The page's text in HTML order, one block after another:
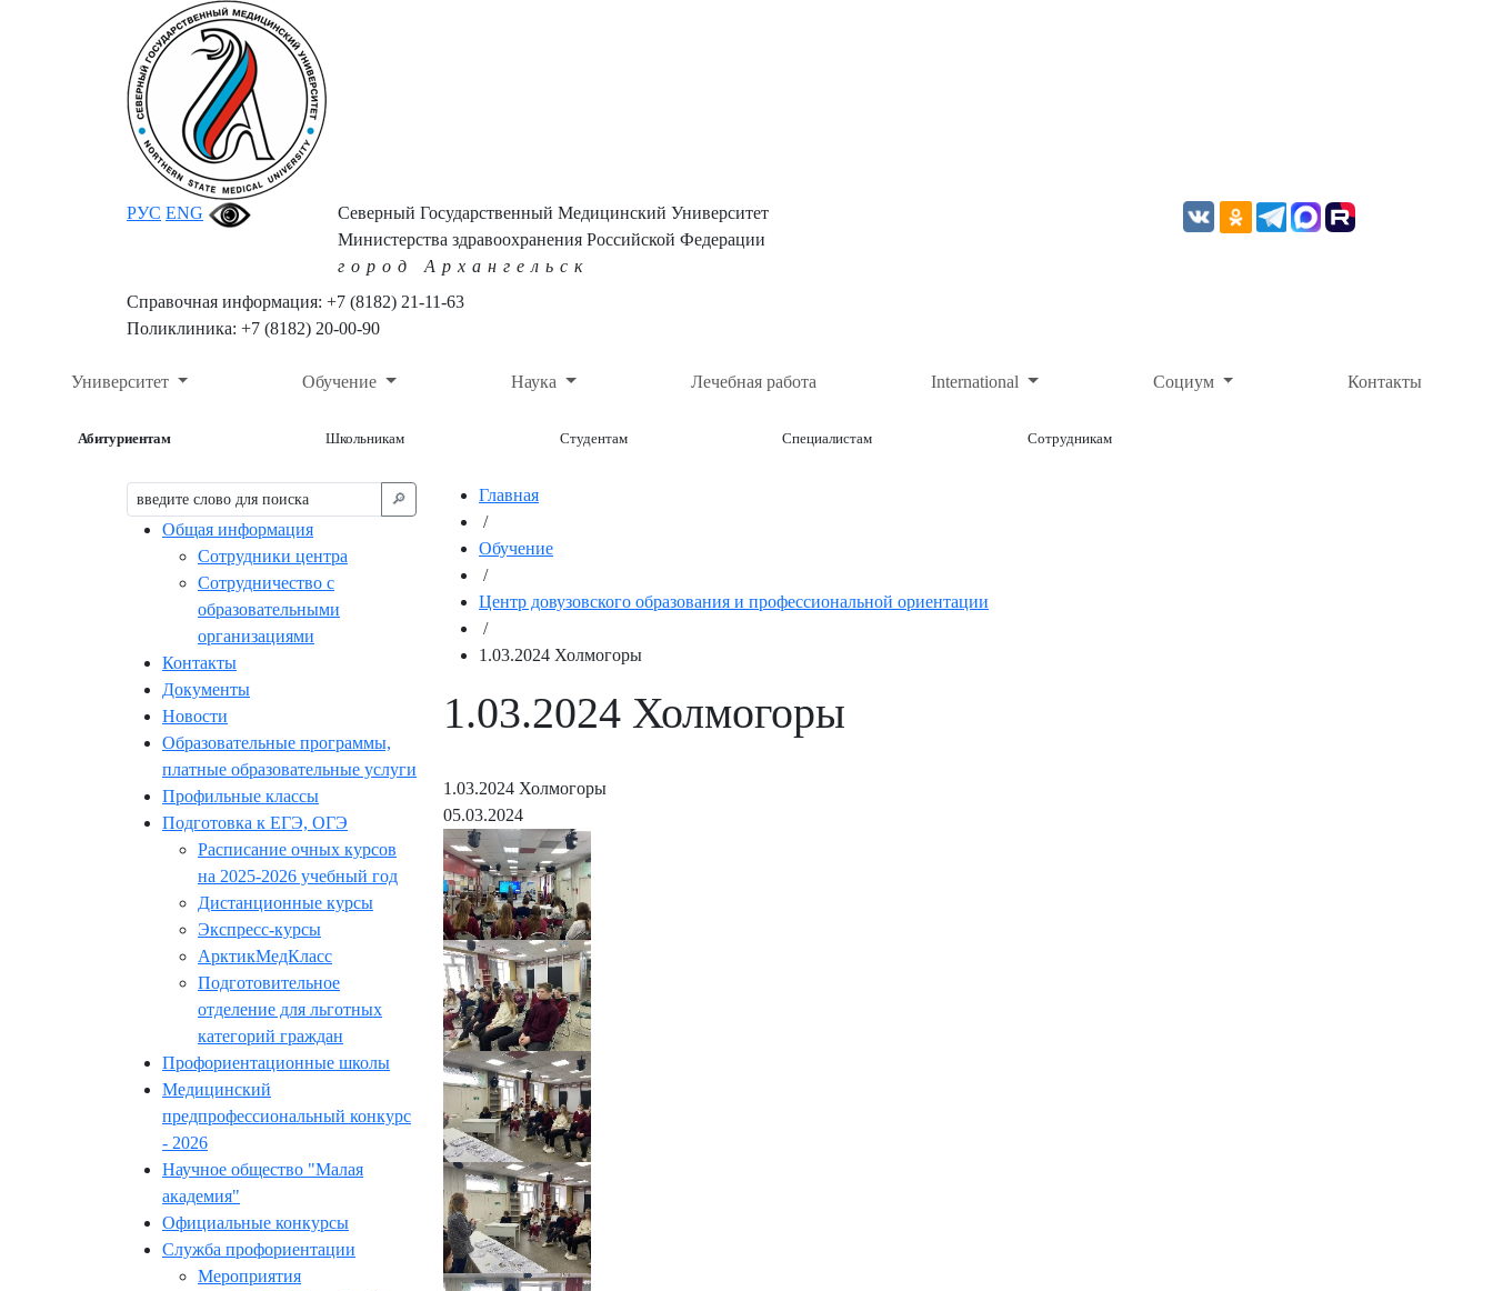
РУС ENG
Северный Государственный Медицинский Университет
Министерства здравоохранения Российской Федерации
город Архангельск
Справочная информация: +7 (8182) 21-11-63
Поликлиника: +7 (8182) 20-00-90
Университет Обучение Наука Лечебная работа International Социум Контакты
Абитуриентам Школьникам Студентам Специалистам Сотрудникам
🔎︎
Общая информация
Сотрудники центра
Сотрудничество с
образовательными
организациями
Контакты
Документы
Новости
Образовательные программы,
платные образовательные услуги
Профильные классы
Подготовка к ЕГЭ, ОГЭ
Расписание очных курсов
на 2025-2026 учебный год
Дистанционные курсы
Экспресс-курсы
АрктикМедКласс
Подготовительное
отделение для льготных
категорий граждан
Профориентационные школы
Медицинский
предпрофессиональный конкурс
- 2026
Научное общество "Малая
академия"
Официальные конкурсы
Служба профориентации
Мероприятия
Главная
/
Обучение
/
Центр довузовского образования и профессиональной ориентации
/
1.03.2024 Холмогоры
1.03.2024 Холмогоры
1.03.2024 Холмогоры
05.03.2024